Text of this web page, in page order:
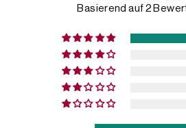
Basierend auf 2